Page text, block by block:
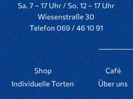
Sa. 7 – 17 Uhr / So. 12 – 17 Uhr
Wiesenstraße 30
Telefon 069 / 46 10 91
Shop
Individuelle Torten
Café
Über uns